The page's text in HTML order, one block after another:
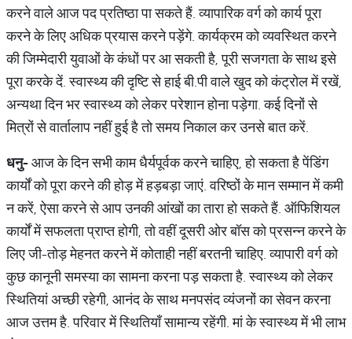
करने वाले आज पद प्रतिष्ठा पा सकते हैं. व्यापारिक वर्ग को कार्य पूरा
करने के लिए अधिक प्रयास करने पड़ेंगे. कार्यक्रम को व्यवस्थित करने
की जिम्मेदारी युवाओं के कंधों पर आ सकती है, पूरी सजगता के साथ इसे
पूरा करके दें. स्वास्थ्य की दृष्टि से हाई बी.पी वाले खुद को कंट्रोल में रखें,
अन्यथा दिन भर स्वास्थ्य को लेकर परेशान होना पड़ेगा. कई दिनों से
मित्रों से वार्तालाप नहीं हुई है तो समय निकाल कर उनसे बात करें.
धनु-आज के दिन सभी काम धैर्यपूर्वक करने चाहिए, हो सकता है पेंडिंग
कार्यों को पूरा करने की होड़ में हड़बड़ा जाएं. वरिष्ठों के मान सम्मान में कमी
न करें, ऐसा करने से आप उनकी आंखों का तारा हो सकते हैं. ऑफिशियल
कार्यों में सफलता प्राप्त होगी, तो वहीं दूसरी ओर बॉस को प्रसन्न करने के
लिए जी-तोड़ मेहनत करने में कोताही नहीं बरतनी चाहिए. व्यापारी वर्ग को
कुछ कानूनी समस्या का सामना करना पड़ सकता है. स्वास्थ्य को लेकर
स्थितियां अच्छी रहेगी, आनंद के साथ मनपसंद व्यंजनों का सेवन करना
आज उत्तम है. परिवार में स्थितियाँ सामान्य रहेंगी. मां के स्वास्थ्य में भी लाभ